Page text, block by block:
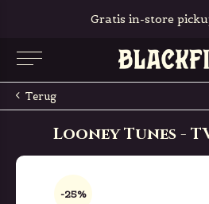
Gratis in-store
Terug
Looney Tunes -
-25%